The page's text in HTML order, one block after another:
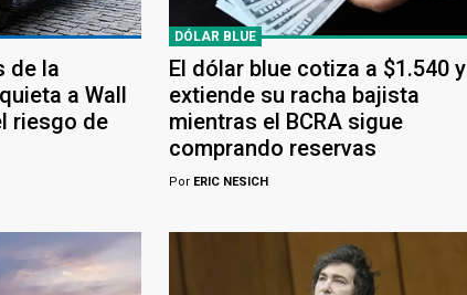
de la
a Wall
riesgo de
DÓLAR BLUE
El dólar blue cotiza a $1.540 y
extiende su racha bajista
mientras el BCRA sigue
comprando reservas
PorERIC NESICH